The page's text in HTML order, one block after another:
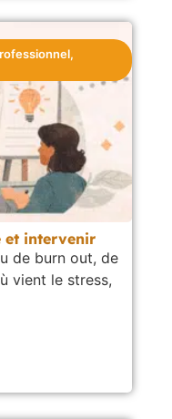
,
et intervenir
de burn out, de
vient le stress,